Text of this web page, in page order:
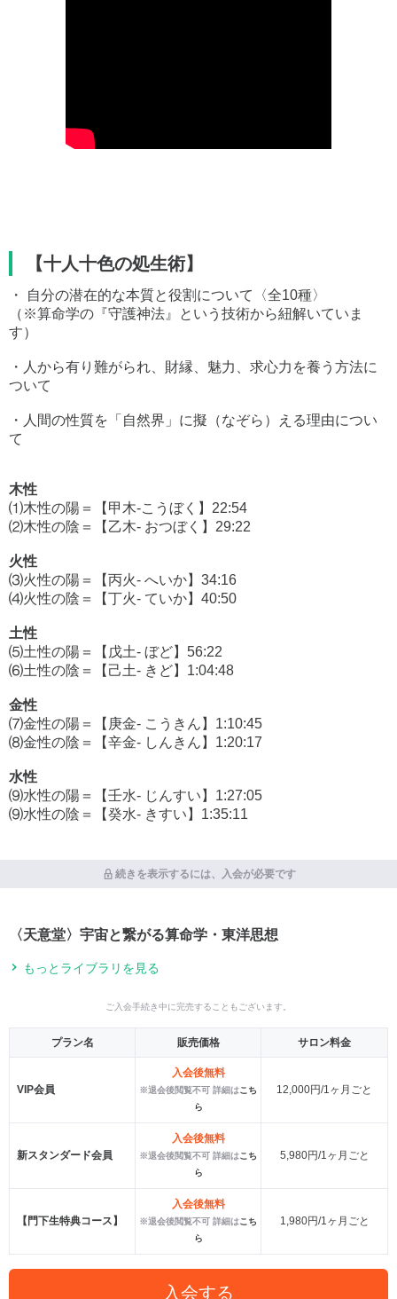
【十人十色の処生術】
・ 自分の潜在的な本質と役割について〈全10種〉
（※算命学の『守護神法』という技術から紐解いていま
す）
・人から有り難がられ、財縁、魅力、求心力を養う方法に
ついて
・人間の性質を「自然界」に擬（なぞら）える理由につい
て
木性
⑴木性の陽＝【甲木-こうぼく】22:54
⑵木性の陰＝【乙木- おつぼく】29:22
火性
⑶火性の陽＝【丙火- へいか】34:16
⑷火性の陰＝【丁火- ていか】40:50
土性
⑸土性の陽＝【戊土- ぼど】56:22
⑹土性の陰＝【己土- きど】1:04:48
金性
⑺金性の陽＝【庚金- こうきん】1:10:45
⑻金性の陰＝【辛金- しんきん】1:20:17
水性
⑼水性の陽＝【壬水- じんすい】1:27:05
⑼水性の陰＝【癸水- きすい】1:35:11
続きを表示するには、入会が必要です
〈天意堂〉宇宙と繋がる算命学・東洋思想
もっとライブラリを見る
ご入会手続き中に完売することもございます。
プラン名 販売価格 サロン料金
VIP会員
入会後無料
※退会後閲覧不可 詳細はこち
ら
12,000円/1ヶ月ごと
新スタンダード会員
入会後無料
※退会後閲覧不可 詳細はこち
ら
5,980円/1ヶ月ごと
【門下生特典コース】
入会後無料
※退会後閲覧不可 詳細はこち
ら
1,980円/1ヶ月ごと
入会する